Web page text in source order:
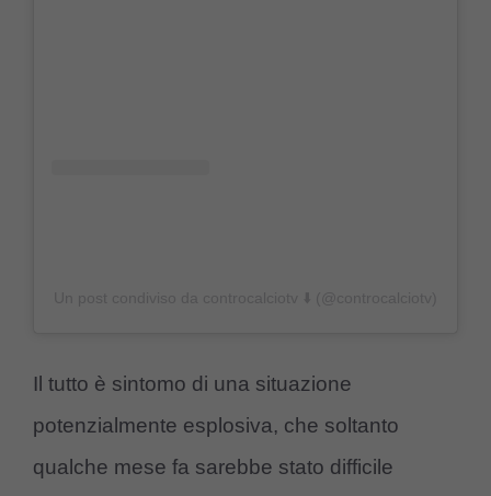
Il tutto è sintomo di una situazione
potenzialmente esplosiva, che soltanto
qualche mese fa sarebbe stato difficile